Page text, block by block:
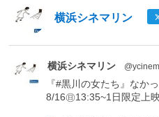
横浜シネマリン
横浜シネマリン
『#黒川の女たち』なか
8/16㊐13:35~1日限定上